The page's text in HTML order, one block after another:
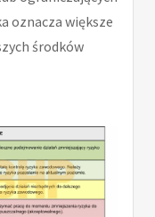
oznacza większe
środków